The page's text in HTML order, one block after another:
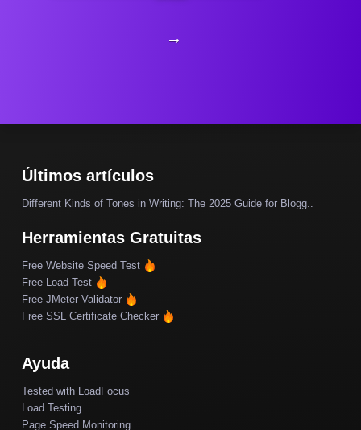
→
Últimos artículos
Different Kinds of Tones in Writing: The 2025 Guide for Blogg..
Herramientas Gratuitas
Free Website Speed Test
Free Load Test
Free JMeter Validator
Free SSL Certificate Checker
Ayuda
Tested with LoadFocus
Load Testing
Page Speed Monitoring